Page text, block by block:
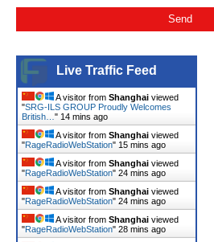
Live Traffic Feed
A visitor from Shanghai viewed
"SRG-ILS GROUP Proudly Welcomes
British… " 14 mins ago
A visitor from Shanghai viewed
"RageRadioWebStation" 15 mins ago
A visitor from Shanghai viewed
"RageRadioWebStation" 24 mins ago
A visitor from Shanghai viewed
"RageRadioWebStation" 24 mins ago
A visitor from Shanghai viewed
"RageRadioWebStation" 28 mins ago